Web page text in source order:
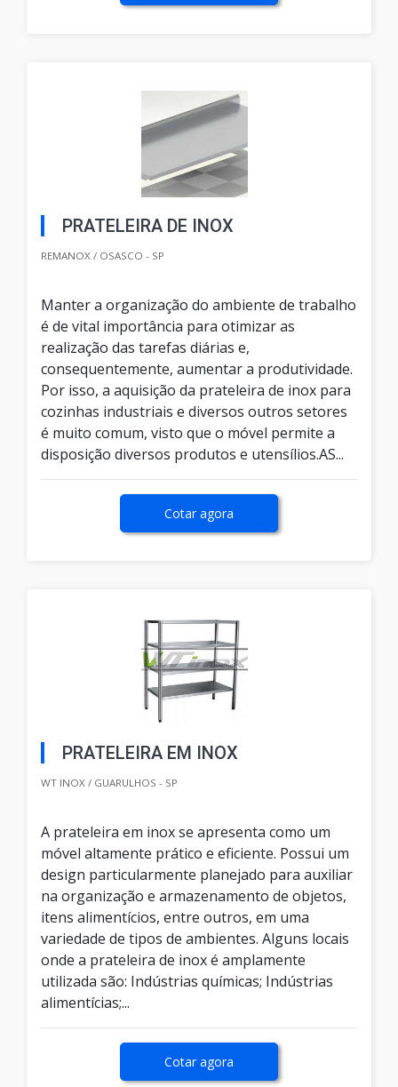
PRATELEIRA DE INOX
REMANOX / OSASCO - SP
Manter a organização do ambiente de trabalho
é de vital importância para otimizar as
realização das tarefas diárias e,
consequentemente, aumentar a produtividade.
Por isso, a aquisição da prateleira de inox para
cozinhas industriais e diversos outros setores
é muito comum, visto que o móvel permite a
disposição diversos produtos e utensílios.AS...
Cotar agora
PRATELEIRA EM INOX
WT INOX / GUARULHOS - SP
A prateleira em inox se apresenta como um
móvel altamente prático e eficiente. Possui um
design particularmente planejado para auxiliar
na organização e armazenamento de objetos,
itens alimentícios, entre outros, em uma
variedade de tipos de ambientes. Alguns locais
onde a prateleira de inox é amplamente
utilizada são: Indústrias químicas; Indústrias
alimentícias;...
Cotar agora